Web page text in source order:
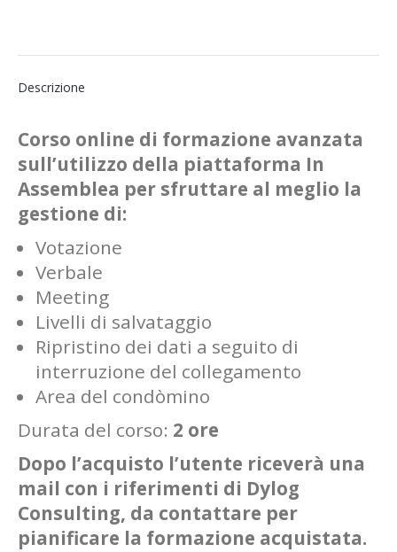
Descrizione
Corso online di formazione avanzata
sull’utilizzo della piattaforma In
Assemblea per sfruttare al meglio la
gestione di:
Votazione
Verbale
Meeting
Livelli di salvataggio
Ripristino dei dati a seguito di
interruzione del collegamento
Area del condòmino
Durata del corso: 2 ore
Dopo l’acquisto l’utente riceverà una
mail con i riferimenti di Dylog
Consulting, da contattare per
pianificare la formazione acquistata.